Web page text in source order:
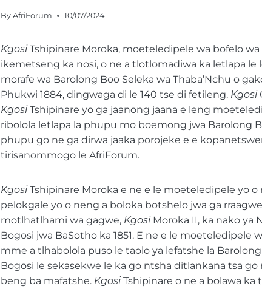
By AfriForum 10/07/2024
KgosiTshipinare Moroka, moeteledipele wa bofelo wa
ikemetseng ka nosi, o ne a tlotlomadiwa ka letlapa le
morafe wa Barolong Boo Seleka wa Thaba’Nchu o
Phukwi 1884, dingwaga di le 140 tse di fetileng. Kgosi
KgosiTshipinare yo ga jaanong jaana e leng
ribolola letlapa la phupu mo boemong jwa Barolong
phupu go ne ga dirwa jaaka porojeke e e
tirisanommogo le AfriForum.
KgosiTshipinare Moroka e ne e le moeteledipele yo
pelokgale yo o neng a boloka botshelo jwa ga
motlhatlhami wa gagwe, Kgosi Moroka II, ka nako ya
Bogosi jwa BaSotho ka 1851. E ne e le moeteledipele
mme a tlhabolola puso le taolo ya lefatshe la
Bogosi le sekasekwe le ka go ntsha ditlankana tsa
beng ba mafatshe. KgosiTshipinare o ne a bolawa